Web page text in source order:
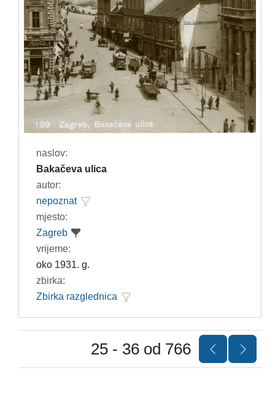
naslov:
Bakačeva ulica
autor:
nepoznat
mjesto:
Zagreb
vrijeme:
oko 1931. g.
zbirka:
Zbirka razglednica
25 - 36 od 766